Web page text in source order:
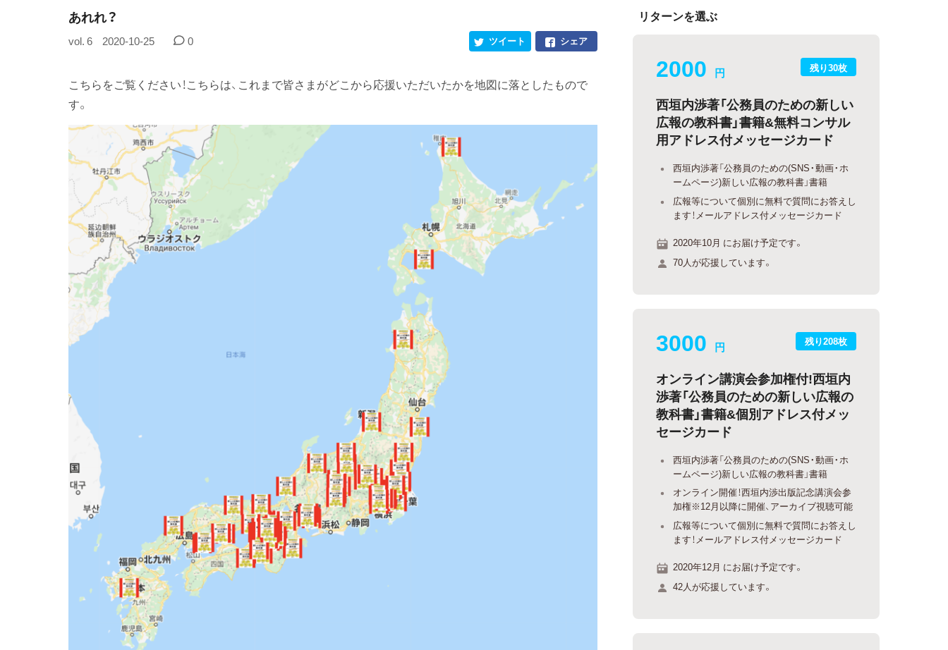
あれれ？
vol. 6 2020-10-25 0 シェア
ツイート
こちらをご覧ください！こちらは、これまで皆さまがどこから応援いただいたかを地図に落としたもので
す。
リターンを選ぶ
残り30枚
2000 円
西垣内渉著「公務員のための新しい
広報の教科書」書籍&無料コンサル
用アドレス付メッセージカード
西垣内渉著「公務員のための(SNS・動画・ホ
ームページ)新しい広報の教科書」書籍
広報等について個別に無料で質問にお答えし
ます！メールアドレス付メッセージカード
2020年10月 にお届け予定です。
70人が応援しています。
残り208枚
3000 円
オンライン講演会参加権付!西垣内
渉著「公務員のための新しい広報の
教科書」書籍&個別アドレス付メッ
セージカード
西垣内渉著「公務員のための(SNS・動画・ホ
ームページ)新しい広報の教科書」書籍
オンライン開催！西垣内渉出版記念講演会参
加権※12月以降に開催、アーカイブ視聴可能
広報等について個別に無料で質問にお答えし
ます！メールアドレス付メッセージカード
2020年12月 にお届け予定です。
42人が応援しています。